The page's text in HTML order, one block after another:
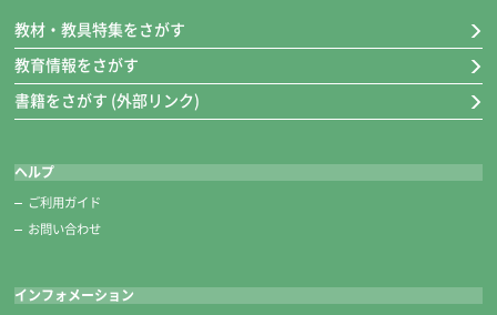
教材・教具特集をさがす
教育情報をさがす
書籍をさがす (外部リンク)
ヘルプ
ご利用ガイド
お問い合わせ
インフォメーション